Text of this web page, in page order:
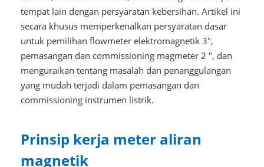
tempat lain dengan persyaratan kebersihan. Artikel ini
secara khusus memperkenalkan persyaratan dasar
untuk pemilihan flowmeter elektromagnetik 3",
pemasangan dan commissioning magmeter 2 ", dan
menguraikan tentang masalah dan penanggulangan
yang mudah terjadi dalam pemasangan dan
commissioning instrumen listrik.
Prinsip kerja meter aliran
magnetik